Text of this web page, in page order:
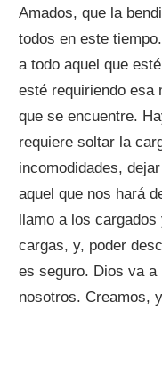
Amados, que la
todos en este
a todo aquel que
esté requiriendo esa
que se encuentre.
requiere soltar la
incomodidades,
aquel que nos hará
llamo a los
cargas, y, poder
es seguro. Dios va
nosotros. Creamos,